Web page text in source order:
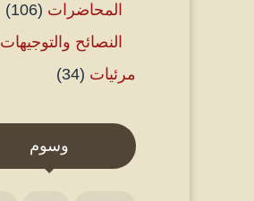
المحاضرات (106)
النصائح والتوجيهات
مرئيات (34)
وسوم